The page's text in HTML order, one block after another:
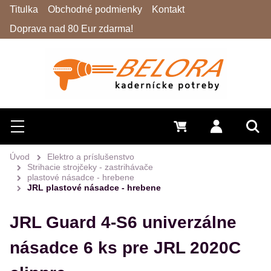
Hľadať
Menu Prihlásiť
0 €
Titulka Obchodné podmienky
Kontakt
Doprava nad 80 Eur zdarma!
Úvod
Elektro a príslušenstvo
Strihacie strojčeky - zastrihávače
plastové násadce - hrebene
JRL plastové násadce - hrebene
JRL Guard 4-S6 univerzálne
násadce 6 ks pre JRL 2020C